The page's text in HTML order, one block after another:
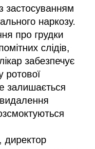
застосуванням
наркозу.
про грудки
слідів,
забезпечує
ротової
залишається
видалення
директор